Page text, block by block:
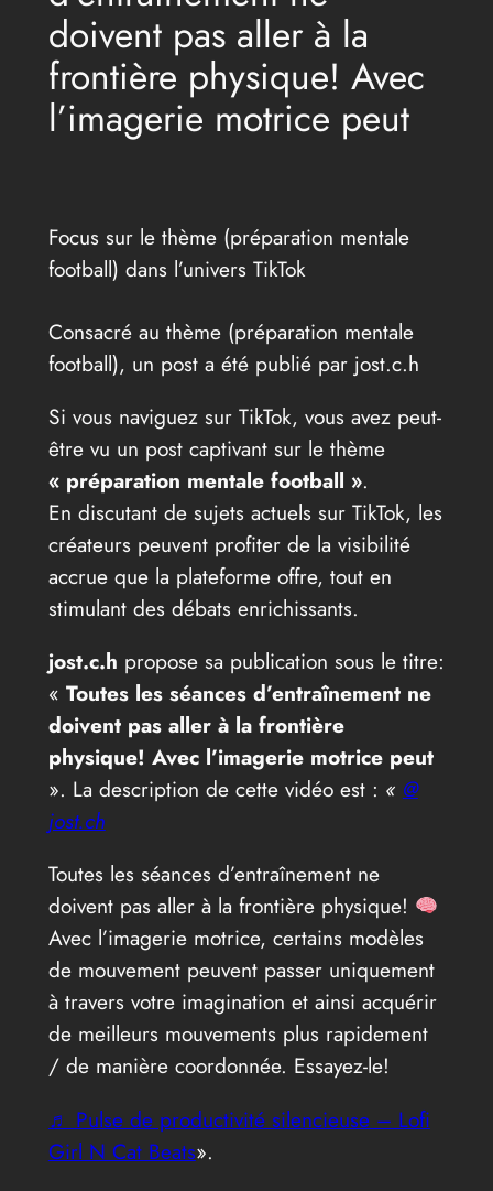
doivent pas aller à la
frontière physique! Avec
l’imagerie motrice peut
Focus sur le thème (préparation mentale
football) dans l’univers TikTok
Consacré au thème (préparation mentale
football), un post a été publié par jost.c.h
Si vous naviguez sur TikTok, vous avez peut-
être vu un post captivant sur le thème
« préparation mentale football ».
En discutant de sujets actuels sur TikTok, les
créateurs peuvent profiter de la visibilité
accrue que la plateforme offre, tout en
stimulant des débats enrichissants.
jost.c.h propose sa publication sous le titre:
« Toutes les séances d’entraînement ne
doivent pas aller à la frontière
physique! Avec l’imagerie motrice peut
». La description de cette vidéo est : « @
jost.ch
Toutes les séances d’entraînement ne
doivent pas aller à la frontière physique!
Avec l’imagerie motrice, certains modèles
de mouvement peuvent passer uniquement
à travers votre imagination et ainsi acquérir
de meilleurs mouvements plus rapidement
/ de manière coordonnée. Essayez-le!
♬ Pulse de productivité silencieuse – Lofi
Girl N Cat Beats».